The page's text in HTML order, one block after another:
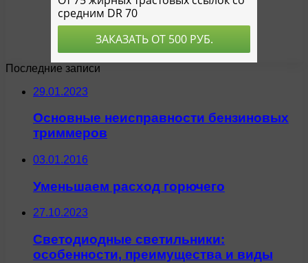
Последние записи
29.01.2023
Основные неисправности бензиновых
триммеров
03.01.2016
Уменьшаем расход горючего
27.10.2023
Светодиодные светильники:
особенности, преимущества и виды